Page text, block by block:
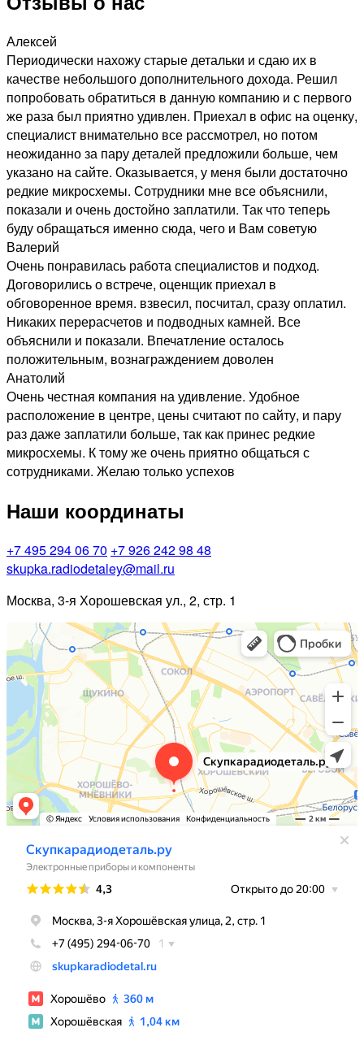
Алексей
Периодически нахожу старые детальки и сдаю их в
качестве небольшого дополнительного дохода. Решил
попробовать обратиться в данную компанию и с первого
же раза был приятно удивлен. Приехал в офис на оценку,
специалист внимательно все рассмотрел, но потом
неожиданно за пару деталей предложили больше, чем
указано на сайте. Оказывается, у меня были достаточно
редкие микросхемы. Сотрудники мне все объяснили,
показали и очень достойно заплатили. Так что теперь
буду обращаться именно сюда, чего и Вам советую
Валерий
Очень понравилась работа специалистов и подход.
Договорились о встрече, оценщик приехал в
обговоренное время. взвесил, посчитал, сразу оплатил.
Никаких перерасчетов и подводных камней. Все
объяснили и показали. Впечатление осталось
положительным, вознаграждением доволен
Анатолий
Очень честная компания на удивление. Удобное
расположение в центре, цены считают по сайту, и пару
раз даже заплатили больше, так как принес редкие
микросхемы. К тому же очень приятно общаться с
сотрудниками. Желаю только успехов
Наши координаты
+7 495 294 06 70 +7 926 242 98 48
skupka.radiodetaley@mail.ru
Москва, 3-я Хорошевская ул., 2, стр. 1